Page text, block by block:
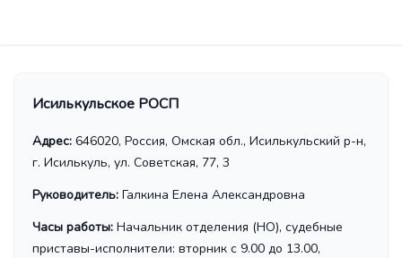
Исилькульское РОСП
Адрес: 646020, Россия, Омская обл., Исилькульский р-н,
г. Исилькуль, ул. Советская, 77, 3
Руководитель: Галкина Елена Александровна
Часы работы: Начальник отделения (НО), судебные
приставы-исполнители: вторник с 9.00 до 13.00,